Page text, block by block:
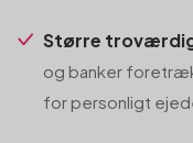
Større
og banker
for personligt